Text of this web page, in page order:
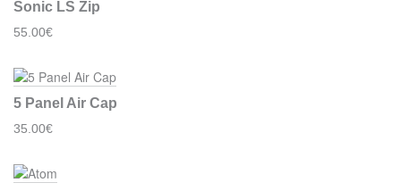
Sonic LS Zip
55.00€
5 Panel Air Cap
35.00€